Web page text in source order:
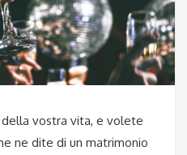
vostra vita, e volete
ne dite di un matrimonio